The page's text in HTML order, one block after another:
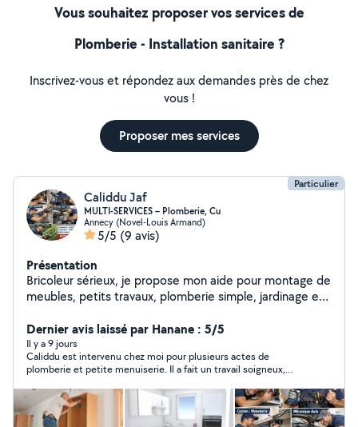
Vous souhaitez proposer vos services de
Plomberie - Installation sanitaire ?
Inscrivez-vous et répondez aux demandes près de chez
vous !
Proposer mes services
Particulier
Caliddu Jaf
MULTI-SERVICES – Plomberie, Cu
Annecy (Novel-Louis Armand)
5/5 (9 avis)
Présentation
Bricoleur sérieux, je propose mon aide pour montage de
meubles, petits travaux, plomberie simple, jardinage et
Dernier avis laissé par Hanane : 5/5
Il y a 9 jours
Caliddu est intervenu chez moi pour plusieurs actes de
plomberie et petite menuiserie. Il a fait un travail soigneux,
pour ses compétences et son comportement respectueux.